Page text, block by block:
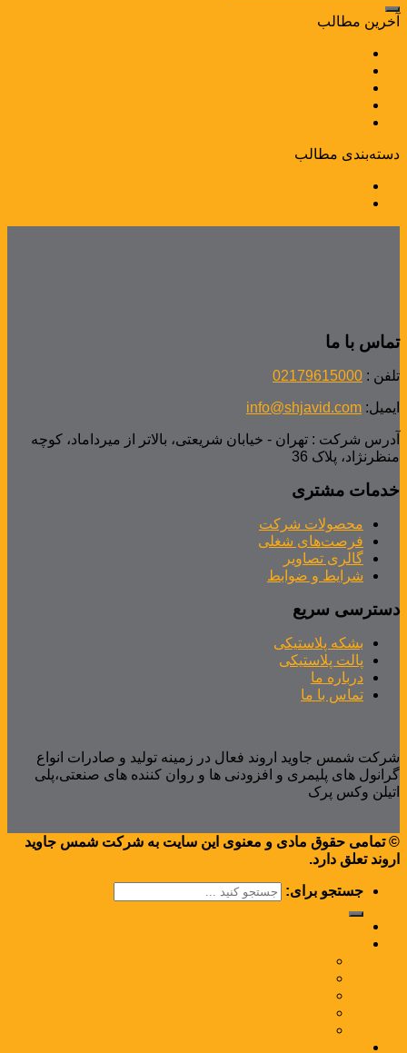
آخرین مطالب
دسته‌بندی مطالب
تماس با ما
تلفن : 02179615000
ایمیل: info@shjavid.com
آدرس شرکت : تهران - خیابان شریعتی، بالاتر از میرداماد، کوچه
منظرنژاد، پلاک 36
خدمات مشتری
محصولات شرکت
فرصت‌های شغلی
گالری تصاویر
شرایط و ضوابط
دسترسی سریع
بشکه پلاستیکی
پالت پلاستیکی
درباره ما
تماس با ما
شرکت شمس جاوید اروند فعال در زمینه تولید و صادرات انواع
گرانول های پلیمری و افزودنی ها و روان کننده های صنعتی،پلی
اتیلن وکس پرک
© تمامی حقوق مادی و معنوی این سایت به شرکت شمس جاوید
اروند تعلق دارد.
جستجو برای: